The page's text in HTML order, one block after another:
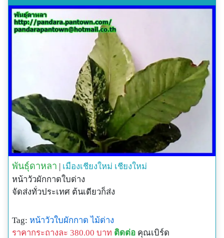
พันธุ์ดาหลา เมืองเชียงใหม่ เชียงใหม่
หน้าวัวผักกาดใบด่าง
จัดส่งทั่วประเทศ ต้นเดียวก็ส่ง
Tag: หน้าวัวใบผักกาด ไม้ด่าง
ราคากระถางละ 380.00 บาท ติดต่อ คุณเบิร์ด